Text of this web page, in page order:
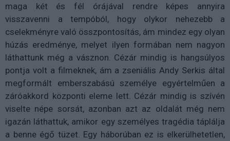
maga két és fél órájával rendre képes annyira
visszavenni a tempóból, hogy olykor nehezebb a
cselekményre való összpontosítás, ám mindez egy olyan
húzás eredménye, melyet ilyen formában nem nagyon
láthattunk még a vásznon. Cézár mindig is hangsúlyos
pontja volt a filmeknek, ám a zseniális Andy Serkis által
megformált emberszabású személye egyértelműen a
záróakkord központi eleme lett. Cézár mindig is szívén
viselte népe sorsát, azonban azt az oldalát még nem
igazán láthattuk, amikor egy személyes tragédia táplálja
a benne égő tüzet. Egy háborúban ez is elkerülhetetlen,